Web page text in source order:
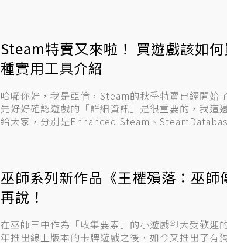
Steam特賣又來啦！ 買遊戲該如
種實用工具介紹
哈囉你好，我是亞倫，Steam的秋季特賣已經開始
先好好確認遊戲的「詳細資訊」是很重要的，我這
給大家，分別是Enhanced Steam、
巫師系列新作品《王權殞落：巫師
再說！
在巫師三中作為「收集要素」的小遊戲卻大受歡迎
年推出線上版本的卡牌遊戲之後，如今又推出了有